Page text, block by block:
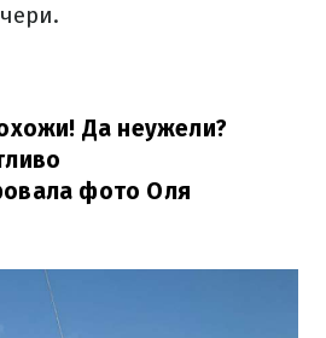
Да неужели?
фото Оля